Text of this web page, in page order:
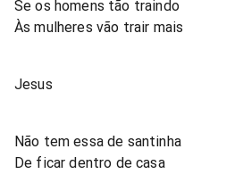
Se os homens tão traindo
Às mulheres vão trair mais
Jesus
Não tem essa de santinha
De ficar dentro de casa